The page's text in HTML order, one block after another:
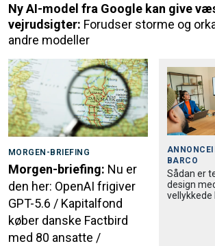
Ny AI-model fra Google kan give
vejrudsigter: Forudser storme og
andre modeller
MORGEN-BRIEFING
Morgen-briefing: Nu er
den her: OpenAI frigiver
GPT-5.6 / Kapitalfond
køber danske Factbird
med 80 ansatte /
BARCO
Sådan er
design